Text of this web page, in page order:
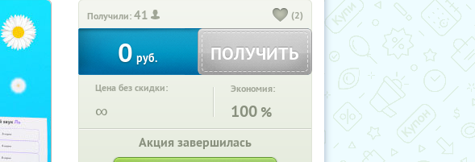
Получили:41 (2)
0 руб. ПОЛУЧИТЬ
Цена без скидки:
∞
Экономия:
100 %
Акция завершилась